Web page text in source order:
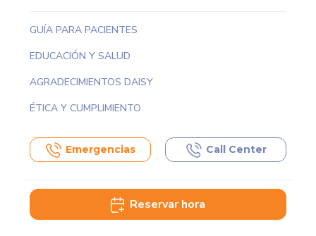
GUÍA PARA PACIENTES
EDUCACIÓN Y SALUD
AGRADECIMIENTOS DAISY
ÉTICA Y CUMPLIMIENTO
Emergencias Call Center
Reservar hora